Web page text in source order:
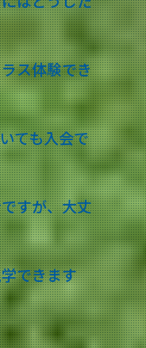
ス体験でき
ても入会で
すが、大丈
できます